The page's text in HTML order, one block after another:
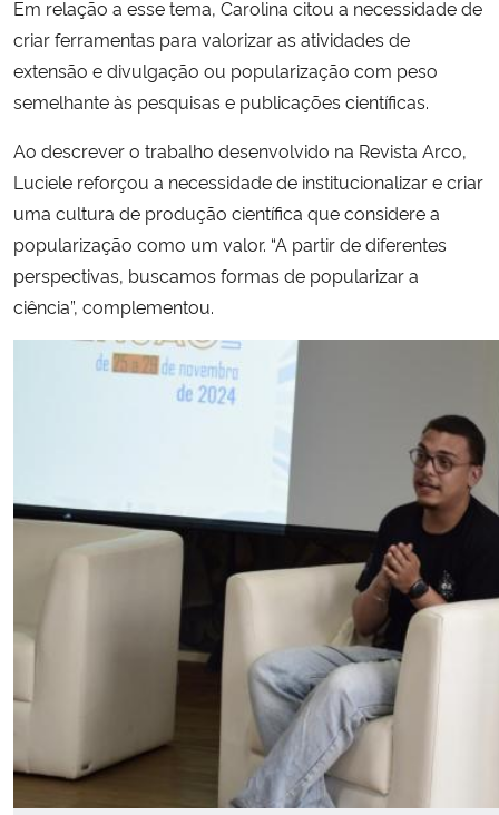
Em relação a esse tema, Carolina citou a necessidade de
criar ferramentas para valorizar as atividades de
extensão e divulgação ou popularização com peso
semelhante às pesquisas e publicações científicas.
Ao descrever o trabalho desenvolvido na Revista Arco,
Luciele reforçou a necessidade de institucionalizar e criar
uma cultura de produção científica que considere a
popularização como um valor. “A partir de diferentes
perspectivas, buscamos formas de popularizar a
ciência”, complementou.